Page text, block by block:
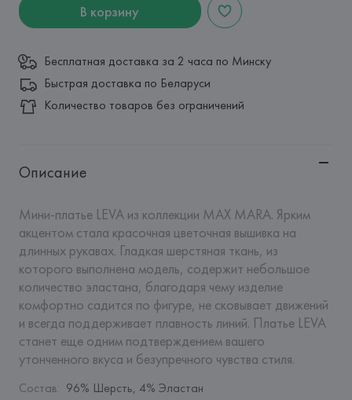
В корзину
Бесплатная доставка за 2 часа по Минску
Быстрая доставка по Беларуси
Количество товаров без ограничений
Описание
Мини-платье LEVA из коллекции MAX MARA. Ярким
акцентом стала красочная цветочная вышивка на
длинных рукавах. Гладкая шерстяная ткань, из
которого выполнена модель, содержит небольшое
количество эластана, благодаря чему изделие
комфортно садится по фигуре, не сковывает движений
и всегда поддерживает плавность линий. Платье LEVA
станет еще одним подтверждением вашего
утонченного вкуса и безупречного чувства стиля.
Состав: 96% Шерсть, 4% Эластан